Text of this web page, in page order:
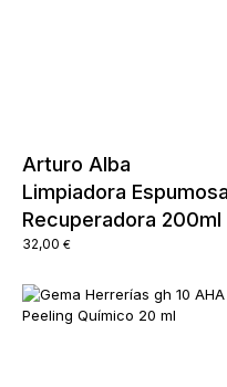
Arturo Alba
Limpiadora Espumosa
Recuperadora 200ml
32,00 €